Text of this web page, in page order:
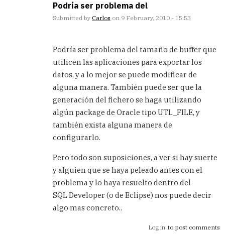
Podría ser problema del
Submitted by Carlos on 9 February, 2010 - 15:53
reply
Gracias,
me
estaba
by
Marcos
(not
verified)
Podría ser problema del tamaño de buffer que
utilicen las aplicaciones para exportar los
datos, y a lo mejor se puede modificar de
alguna manera. También puede ser que la
generación del fichero se haga utilizando
algún package de Oracle tipo UTL_FILE, y
también exista alguna manera de
configurarlo.
Pero todo son suposiciones, a ver si hay suerte
y alguien que se haya peleado antes con el
problema y lo haya resuelto dentro del
SQL Developer (o de Eclipse) nos puede decir
algo mas concreto..
Log in to post comments